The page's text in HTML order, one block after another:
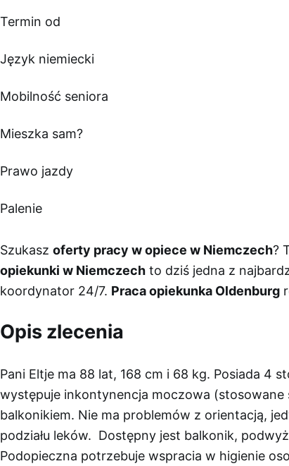
Termin od
Język niemiecki
Mobilność seniora
Mieszka sam?
Prawo jazdy
Palenie
Szukasz oferty pracy w opiece w Niemczech?
opiekunki w Niemczech to dziś jedna z
koordynator 24/7. Praca opiekunka Oldenburg
Opis zlecenia
Pani Eltje ma 88 lat, 168 cm i 68 kg. Posiada 4
występuje inkontynencja moczowa (stosowane
balkonikiem. Nie ma problemów z orientacją,
podziału leków. Dostępny jest balkonik,
Podopieczna potrzebuje wspracia w higienie